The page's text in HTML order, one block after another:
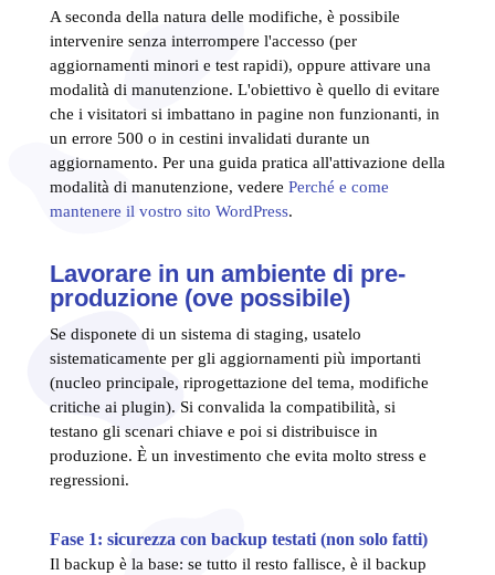
A seconda della natura delle modifiche, è possibile
intervenire senza interrompere l'accesso (per
aggiornamenti minori e test rapidi), oppure attivare una
modalità di manutenzione. L'obiettivo è quello di evitare
che i visitatori si imbattano in pagine non funzionanti, in
un errore 500 o in cestini invalidati durante un
aggiornamento. Per una guida pratica all'attivazione della
modalità di manutenzione, vedere Perché e come
mantenere il vostro sito WordPress.
Lavorare in un ambiente di pre-
produzione (ove possibile)
Se disponete di un sistema di staging, usatelo
sistematicamente per gli aggiornamenti più importanti
(nucleo principale, riprogettazione del tema, modifiche
critiche ai plugin). Si convalida la compatibilità, si
testano gli scenari chiave e poi si distribuisce in
produzione. È un investimento che evita molto stress e
regressioni.
Fase 1: sicurezza con backup testati (non solo fatti)
Il backup è la base: se tutto il resto fallisce, è il backup